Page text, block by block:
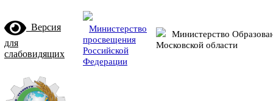
Версия
для
слабовидящих
Министерство
просвещения
Российской
Федерации
Министерство
Московской области